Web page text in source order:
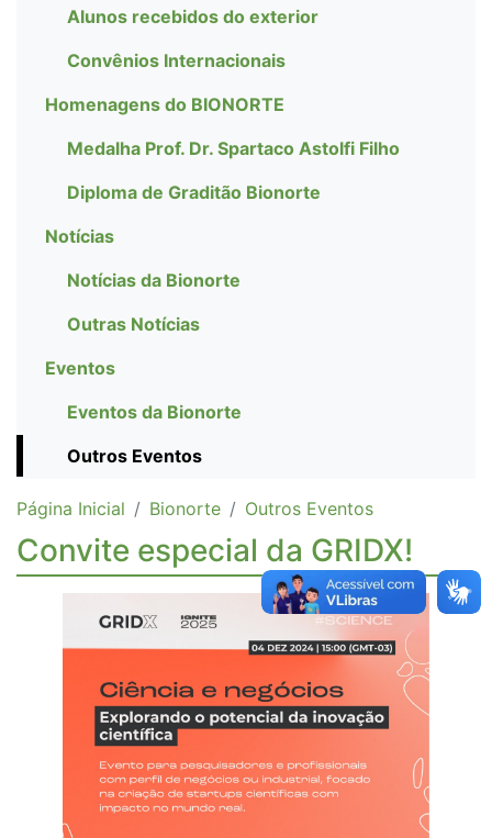
Alunos recebidos do exterior
Convênios Internacionais
Homenagens do BIONORTE
Medalha Prof. Dr. Spartaco Astolfi Filho
Diploma de Graditão Bionorte
Notícias
Notícias da Bionorte
Outras Notícias
Eventos
Eventos da Bionorte
Outros Eventos
Página Inicial Bionorte Outros Eventos
Convite especial da GRIDX!